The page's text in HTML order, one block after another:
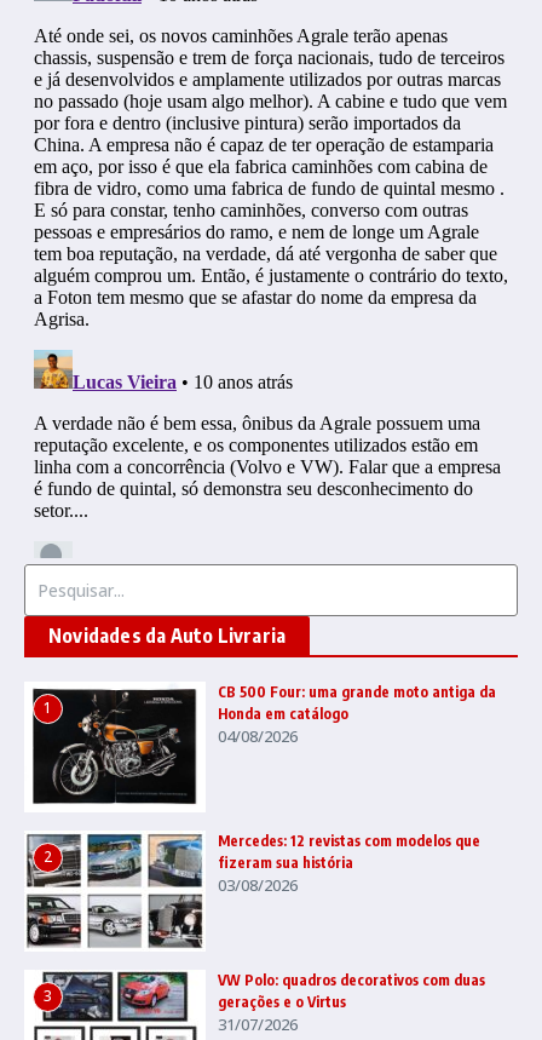
Novidades da Auto Livraria
1
CB 500 Four: uma grande moto antiga da
Honda em catálogo
04/08/2026
2
Mercedes: 12 revistas com modelos que
fizeram sua história
03/08/2026
3
VW Polo: quadros decorativos com duas
gerações e o Virtus
31/07/2026